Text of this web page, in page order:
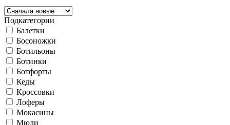
Подкатегории
Балетки
Босоножки
Ботильоны
Ботинки
Ботфорты
Кеды
Кроссовки
Лоферы
Мокасины
Мюли